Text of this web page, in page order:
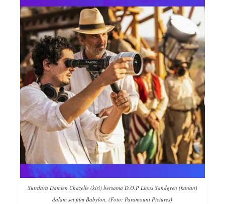
Sutrdara Damien Chazelle (kiri) bersama D.O.P Linus Sandgren (kanan)
dalam set film Babylon. (Foto: Paramount Pictures)